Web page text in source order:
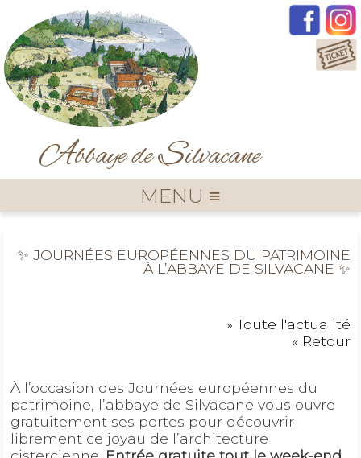
Abbaye deSilvacane
MENU ≡
✨ JOURNÉES EUROPÉENNES DU PATRIMOINE
À L’ABBAYE DE SILVACANE ✨
» Toute l'actualité
« Retour
À l’occasion des Journées européennes du
patrimoine, l’abbaye de Silvacane vous ouvre
gratuitement ses portes pour découvrir
librement ce joyau de l’architecture